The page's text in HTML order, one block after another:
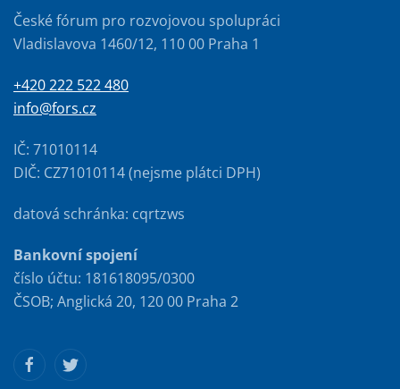
České fórum pro rozvojovou spolupráci
Vladislavova 1460/12, 110 00 Praha 1
+420 222 522 480
info@fors.cz
IČ: 71010114
DIČ: CZ71010114 (nejsme plátci DPH)
datová schránka: cqrtzws
Bankovní spojení
číslo účtu: 181618095/0300
ČSOB; Anglická 20, 120 00 Praha 2